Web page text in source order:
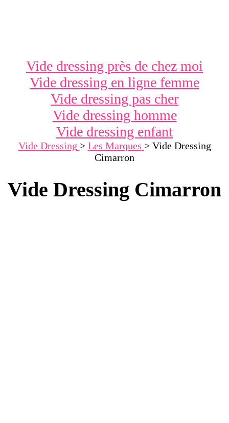
Vide dressing près de chez moi
Vide dressing en ligne femme
Vide dressing pas cher
Vide dressing homme
Vide dressing enfant
Vide Dressing > Les Marques > Vide Dressing
Cimarron
Vide Dressing Cimarron